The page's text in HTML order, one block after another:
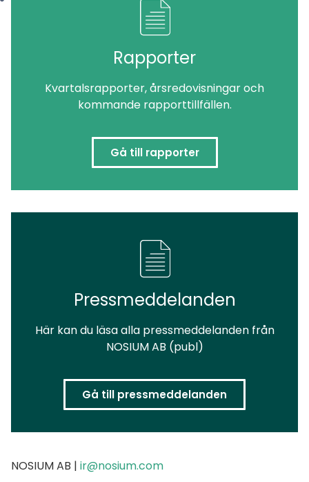
Rapporter
Kvartalsrapporter, årsredovisningar och
kommande rapporttillfällen.
Gå till rapporter
Pressmeddelanden
Här kan du läsa alla pressmeddelanden från
NOSIUM AB (publ)
Gå till pressmeddelanden
NOSIUM AB | ir@nosium.com